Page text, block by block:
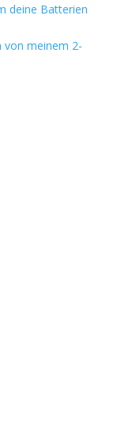
deine Batterien
von meinem 2-